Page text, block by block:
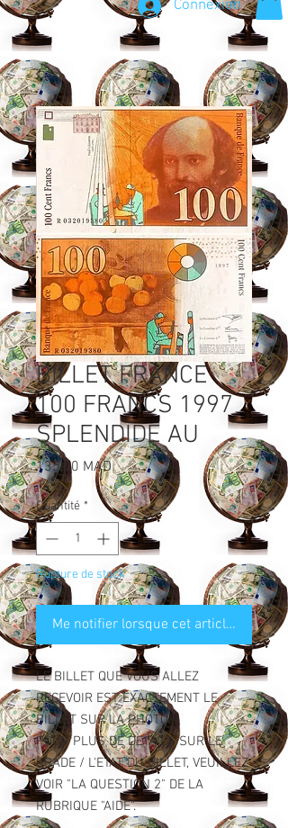
Connexion
BILLET FRANCE
100 FRANCS 1997
SPLENDIDE AU
135,00 MADPrix
Quantité *
Rupture de stock
Me notifier lorsque cet article est
LE BILLET QUE VOUS ALLEZ
RECEVOIR EST EXACTEMENT LE
BILLET SUR LA PHOTO.
POUR PLUS DE DETAILS SUR LE
GRADE / L'ETAT DU BILLET, VEUILLEZ
VOIR "LA QUESTION 2" DE LA
RUBRIQUE "AIDE".